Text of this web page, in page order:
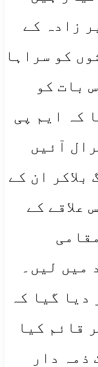
زادہ کے
کو سراہا
بات کو
کہ ایم پی
آئیں
ان کے
علاقے کے
میں لیں۔
دیا گیا کہ
قائم کیا
ذمہ دار